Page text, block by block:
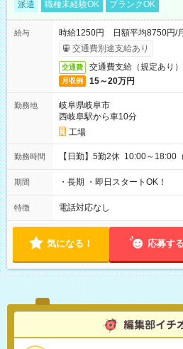
派遣 職種未経験OK ブランクOK
給与
時給1250円 日額平均8750円/
交通費別途支給あり
交通費 交通費支給（規定あり）
月収例 15～20万円
勤務地
岐阜県岐阜市
西岐阜駅から車10分
工場
勤務時間 【日勤】5勤2休 10:00～18:00
期間 ・長期 ・即日スタートOK！
特徴 電話対応なし
気になる！ 応募する